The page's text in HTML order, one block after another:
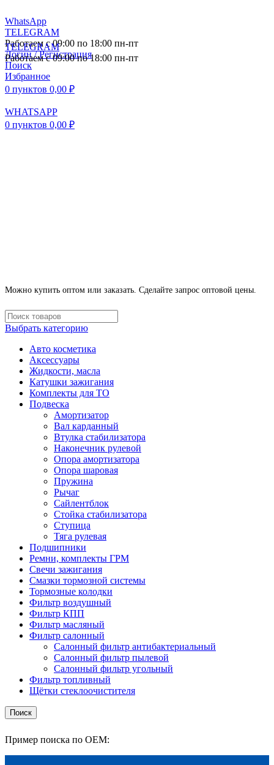
WhatsApp
TELEGRAM
Работаем с 09:00 по 18:00 пн-пт
Логин / Регистрация
Поиск
Избранное
0 пунктов 0,00 ₽
WHATSAPP
0 пунктов 0,00 ₽
TELEGRAM
Работаем с 09:00 по 18:00 пн-пт
Можно купить оптом или заказать. Сделайте запрос оптовой цены.
Выбрать категорию
Авто косметика
Аксессуары
Жидкости, масла
Катушки зажигания
Комплекты для ТО
Подвеска
Амортизатор
Вал карданный
Втулка стабилизатора
Наконечник рулевой
Опора амортизатора
Опора шаровая
Пружина
Рычаг
Сайлентблок
Стойка стабилизатора
Ступица
Тяга рулевая
Подшипники
Ремни, комплекты ГРМ
Свечи зажигания
Смазки тормозной системы
Тормозные колодки
Фильтр воздушный
Фильтр КПП
Фильтр масляный
Фильтр салонный
Салонный фильтр антибактериальный
Салонный фильтр пылевой
Салонный фильтр угольный
Фильтр топливный
Щётки стеклоочистителя
Поиск
Пример поиска по OEM: